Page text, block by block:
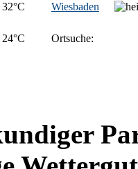
32°C Wiesbaden
24°C Ortsuche: